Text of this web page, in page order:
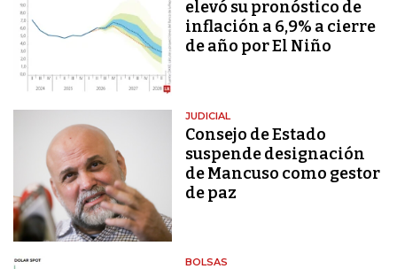
elevó su pronóstico de
inflación a 6,9% a cierre
de año por El Niño
JUDICIAL
Consejo de Estado
suspende designación
de Mancuso como gestor
de paz
BOLSAS